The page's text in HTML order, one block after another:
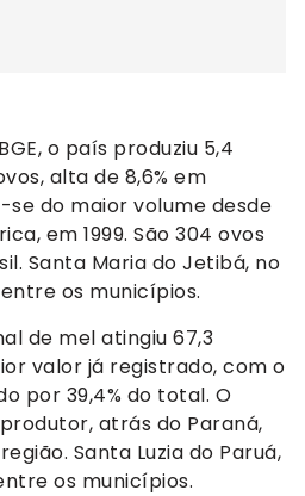
o país produziu 5,4
alta de 8,6% em
se do maior volume desde
em 1999. São 304 ovos
Santa Maria do Jetibá, no
os municípios.
de mel atingiu 67,3
valor já registrado, com o
por 39,4% do total. O
atrás do Paraná,
Santa Luzia do Paruá,
os municípios.